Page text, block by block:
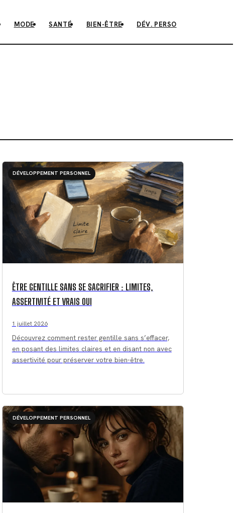
MODE SANTÉ BIEN-ÊTRE DÉV. PERSO
DÉVELOPPEMENT PERSONNEL
ÊTRE GENTILLE SANS SE SACRIFIER : LIMITES,
ASSERTIVITÉ ET VRAIS OUI
1 juillet 2026
Découvrez comment rester gentille sans s’effacer,
en posant des limites claires et en disant non avec
assertivité pour préserver votre bien-être.
DÉVELOPPEMENT PERSONNEL